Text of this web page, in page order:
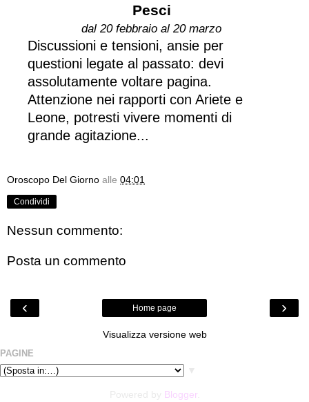
Pesci
dal 20 febbraio al 20 marzo
Discussioni e tensioni, ansie per
questioni legate al passato: devi
assolutamente voltare pagina.
Attenzione nei rapporti con Ariete e
Leone, potresti vivere momenti di
grande agitazione...
Oroscopo Del Giorno alle 04:01
Condividi
Nessun commento:
Posta un commento
‹ ›
Home page
Visualizza versione web
PAGINE
Blogger.